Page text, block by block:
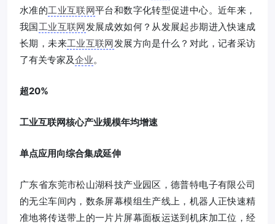
水准的工业互联网平台和数字化转型促进中心。近年来，
我国工业互联网发展成效如何？从发展起步期进入快速成
长期，未来工业互联网发展方向是什么？对此，记者采访
了有关专家及企业。
超20%
工业互联网核心产业规模年均增速
单点应用向综合集成延伸
广东省东莞市松山湖科技产业园区，德普特电子有限公司
的无尘车间内，数条屏幕模组生产线上，机器人正快速精
准地将传送带上的一片片屏幕面板运送到机床加工位，经